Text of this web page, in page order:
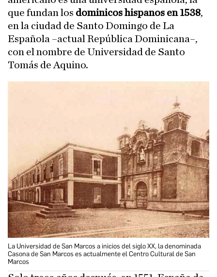
que fundan los dominicos hispanos en 1538,
en la ciudad de Santo Domingo de La
Española –actual República Dominicana–,
con el nombre de Universidad de Santo
Tomás de Aquino.
La Universidad de San Marcos a inicios del siglo XX, la denominada
Casona de San Marcos es actualmente el Centro Cultural de San
Marcos